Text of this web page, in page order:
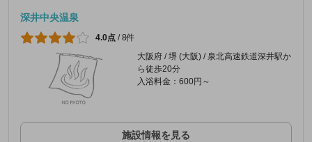
深井中央温泉
4.0点 /8件
大阪府 / 堺 (大阪) / 泉北高速鉄道深井駅か
ら徒歩20分
入浴料金：600円～
施設情報を見る